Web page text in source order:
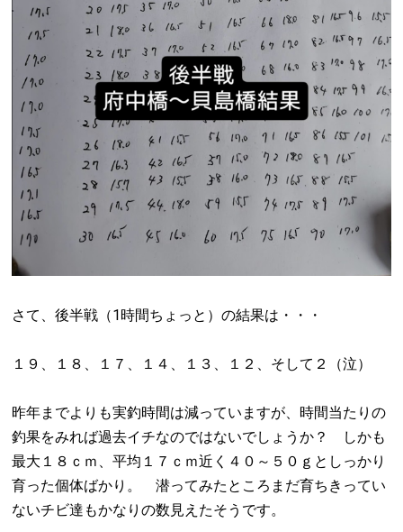
さて、後半戦（1時間ちょっと）の結果は・・・
１９、１８、１７、１４、１３、１２、そして２（泣）
昨年までよりも実釣時間は減っていますが、時間当たりの
釣果をみれば過去イチなのではないでしょうか？ しかも
最大１８ｃｍ、平均１７ｃｍ近く４０～５０ｇとしっかり
育った個体ばかり。 潜ってみたところまだ育ちきってい
ないチビ達もかなりの数見えたそうです。